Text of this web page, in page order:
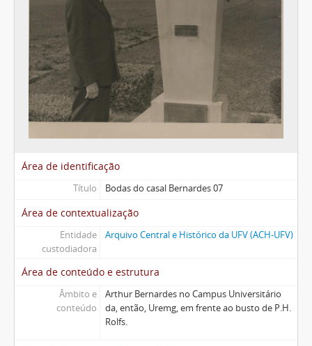
Área de identificação
Título Bodas do casal Bernardes 07
Área de contextualização
Entidade
custodiadora
Arquivo Central e Histórico da UFV (ACH-UFV)
Área de conteúdo e estrutura
Âmbito e
conteúdo
Arthur Bernardes no Campus Universitário
da, então, Uremg, em frente ao busto de P.H.
Rolfs.